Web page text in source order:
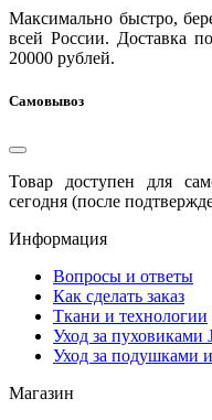
Максимально быстро,
всей России. Доставка
20000 рублей.
Самовывоз
Товар доступен для
сегодня (после
Информация
Вопросы и ответы
Как сделать заказ
Ткани и технологии
Уход за пуховиками
Уход за подушками
Магазин